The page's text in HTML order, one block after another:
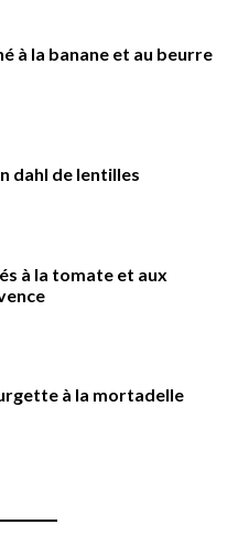
à la banane et au beurre
dahl de lentilles
à la tomate et aux
à la mortadelle